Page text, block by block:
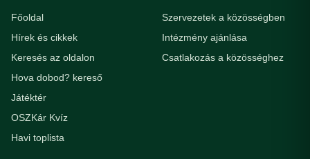
Főoldal
Hírek és cikkek
Keresés az oldalon
Hova dobod? kereső
Játéktér
OSZKár Kvíz
Havi toplista
Szervezetek a közösségben
Intézmény ajánlása
Csatlakozás a közösséghez